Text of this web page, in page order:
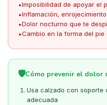
•Imposibilidad de apoyar el
•Inflamación,
•Dolor nocturno que te
•Cambio en la forma del
🛡️Cómo prevenir el dolor
Usa calzado con soporte
adecuada